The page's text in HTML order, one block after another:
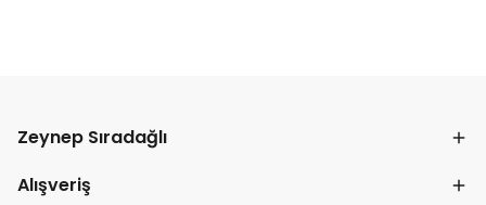
Zeynep Sıradağlı
Alışveriş